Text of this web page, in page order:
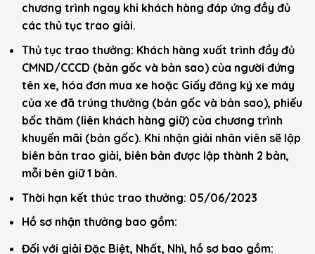
chương trình ngay khi khách hàng đáp ứng đầy đủ
các thủ tục trao giải.
Thủ tục trao thưởng: Khách hàng xuất trình đầy đủ
CMND/CCCD (bản gốc và bản sao) của người đứng
tên xe, hóa đơn mua xe hoặc Giấy đăng ký xe máy
của xe đã trúng thưởng (bản gốc và bản sao), phiếu
bốc thăm (liên khách hàng giữ) của chương trình
khuyến mãi (bản gốc). Khi nhận giải nhân viên sẽ lập
biên bản trao giải, biên bản được lập thành 2 bản,
mỗi bên giữ 1 bản.
Thời hạn kết thúc trao thưởng: 05/06/2023
Hồ sơ nhận thưởng bao gồm:
Đối với giải Đặc Biệt, Nhất, Nhì, hồ sơ bao gồm: